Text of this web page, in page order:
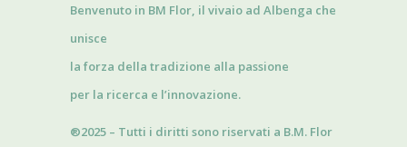
Benvenuto in BM Flor, il vivaio ad Albenga che
unisce
la forza della tradizione alla passione
per la ricerca e l’innovazione.
®2025 – Tutti i diritti sono riservati a B.M. Flor